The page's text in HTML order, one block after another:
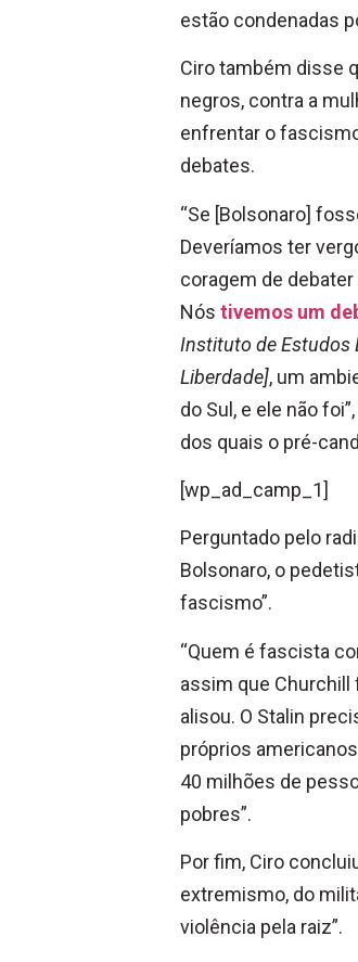
estão condenadas
Ciro também disse
negros, contra a
enfrentar o
debates.
“Se [Bolsonaro]
Deveríamos ter
coragem de
Nós tivemos um
Instituto de Estudos
Liberdade], um
do Sul, e ele não
dos quais o pré-
[wp_ad_camp_1]
Perguntado pelo
Bolsonaro, o
fascismo”.
“Quem é fascista
assim que Churchill
alisou. O Stalin
próprios
40 milhões de
pobres”.
Por fim, Ciro
extremismo, do
violência pela raiz”.